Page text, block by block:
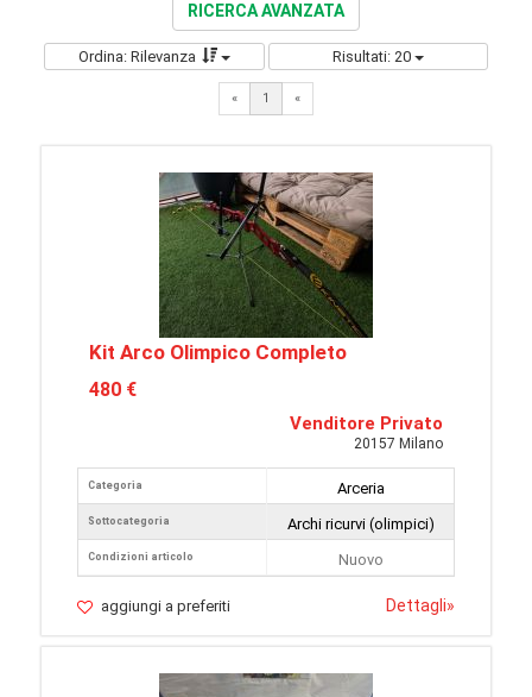
RICERCA AVANZATA
Ordina: Rilevanza Risultati: 20
« 1 «
Kit Arco Olimpico Completo
480 €
Venditore Privato
20157 Milano
Categoria
Sottocategoria
Condizioni articolo
Arceria
Archi ricurvi (olimpici)
Nuovo
aggiungi a preferiti Dettagli»